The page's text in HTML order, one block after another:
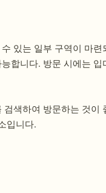
있는 일부 구역이 마
합니다. 방문 시에는
색하여 방문하는 것
입니다.